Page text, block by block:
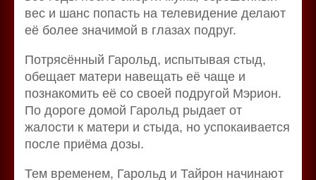
вес и шанс попасть на телевидение делают
её более значимой в глазах подруг.
Потрясённый Гарольд, испытывая стыд,
обещает матери навещать её чаще и
познакомить её со своей подругой Мэрион.
По дороге домой Гарольд рыдает от
жалости к матери и стыда, но успокаивается
после приёма дозы.
Тем временем, Гарольд и Тайрон начинают